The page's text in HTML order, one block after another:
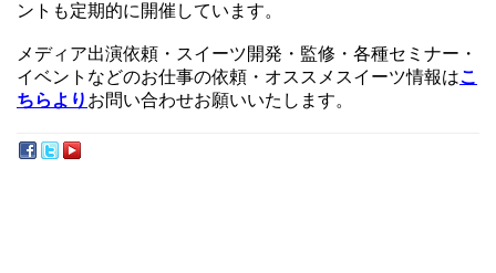
ントも定期的に開催しています。
メディア出演依頼・スイーツ開発・監修・各種セミナー・
イベントなどのお仕事の依頼・オススメスイーツ情報はこ
ちらより お問い合わせお願いいたします。